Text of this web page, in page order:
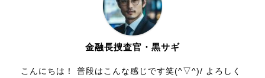
金融長捜査官・黒サギ
こんにちは！ 普段はこんな感じです笑(^▽^)/ よろしく